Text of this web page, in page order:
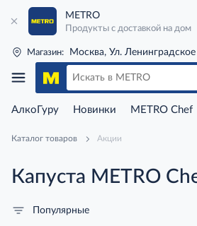
METRO
Продукты с доставкой на дом
Магазин: Москва, Ул.
АлкоГуру Новинки METRO Chef
Каталог товаров Акции
Капуста METRO
Популярные